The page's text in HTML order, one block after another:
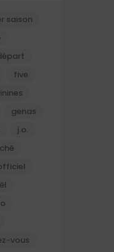
saison
five
genas
j.o.
vous